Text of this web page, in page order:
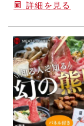
詳細を見る